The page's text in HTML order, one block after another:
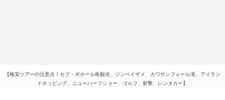
【格安ツアーの注意点！セブ・ボホール島観光、ジンベイザメ、カワサンフォール滝、アイラン
ドホッピング、ニューハーフショー、ゴルフ、射撃、レンタカー】